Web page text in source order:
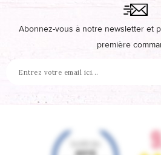
Abonnez-vous à notre newsletter et
première